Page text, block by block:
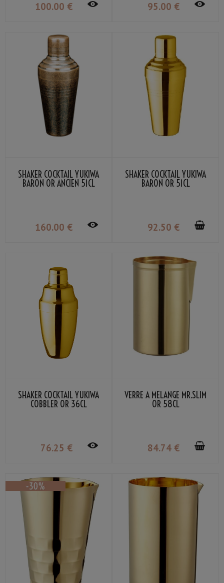
100.00 € 95.00 €
SHAKER COCKTAIL YUKIWA
BARON OR ANCIEN 51CL
160.00 €
SHAKER COCKTAIL YUKIWA
BARON OR 51CL
92.50 €
SHAKER COCKTAIL YUKIWA
COBBLER OR 36CL
76.25 €
VERRE À MÉLANGE MR.SLIM
OR 58CL
84.74 €